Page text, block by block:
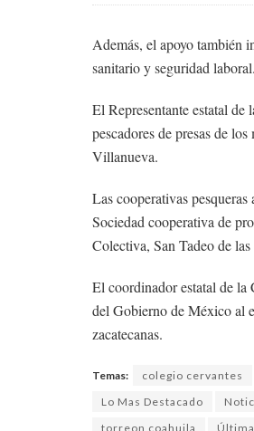
Además, el apoyo también
sanitario y seguridad laboral.
El Representante estatal
pescadores de presas de
Villanueva.
Las cooperativas
Sociedad cooperativa de
Colectiva, San Tadeo de
El coordinador estatal de la
del Gobierno de México al
zacatecanas.
Temas: colegio cervantes
Lo Mas Destacado
torreon coahuila